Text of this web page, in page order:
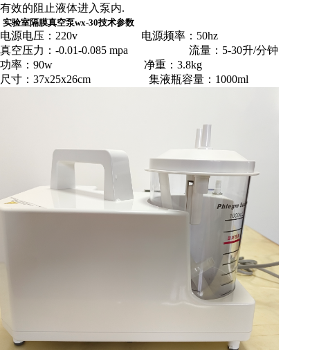
有效的阻止液体进入泵内.
实验室隔膜真空泵wx-30技术参数
电源电压：220v 电源频率：50hz
真空压力：-0.01-0.085 mpa 流量：5-30升/分钟
功率：90w 净重：3.8kg
尺寸：37x25x26cm 集液瓶容量：1000ml